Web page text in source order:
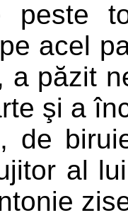
peste
acel
a păzit
şi a
de
al